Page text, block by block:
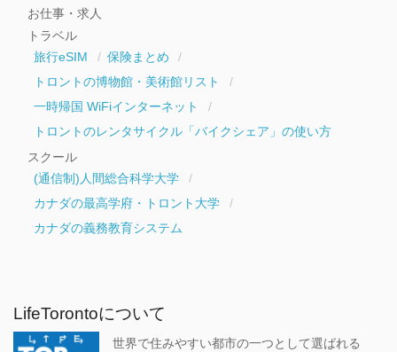
お仕事・求人
トラベル
旅行eSIM
保険まとめ
トロントの博物館・美術館リスト
一時帰国 WiFiインターネット
トロントのレンタサイクル「バイクシェア」の使い方
スクール
(通信制)人間総合科学大学
カナダの最高学府・トロント大学
カナダの義務教育システム
LifeTorontoについて
世界で住みやすい都市の一つとして選ばれる